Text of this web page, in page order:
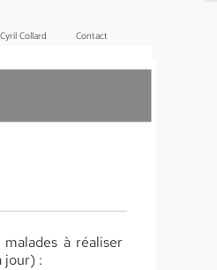
Collard Contact
à réaliser
jour) :